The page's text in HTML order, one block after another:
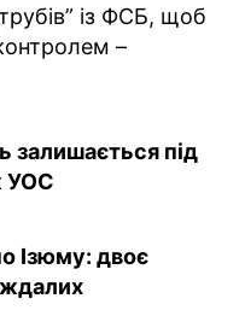
із ФСБ, щоб
–
залишається під
УОС
Ізюму: двоє